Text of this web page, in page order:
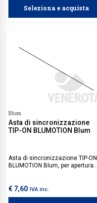
Seleziona e acquista
Blum
Asta di sincronizzazione
TIP-ON BLUMOTION Blum
Asta di sincronizzazione TIP-ON
BLUMOTION Blum, per apertura
Compatibile con LEGRABOX,
MERIVOBOX, MOVENTO e
€ 7,60 IVA inc.